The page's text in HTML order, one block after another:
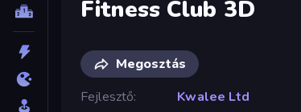
Fitness Club 3D
Megosztás
Fejlesztő
Kwalee Ltd